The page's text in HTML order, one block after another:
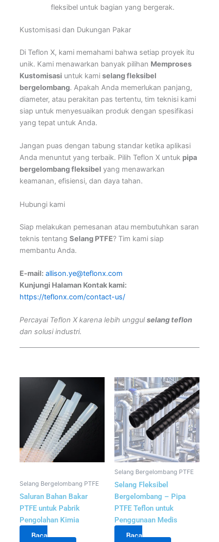
fleksibel untuk bagian yang bergerak.
Kustomisasi dan Dukungan Pakar
Di Teflon X, kami memahami bahwa setiap proyek itu
unik. Kami menawarkan banyak pilihan Memproses
Kustomisasi untuk kami selang fleksibel
bergelombang. Apakah Anda memerlukan panjang,
diameter, atau perakitan pas tertentu, tim teknisi kami
siap untuk menyesuaikan produk dengan spesifikasi
yang tepat untuk Anda.
Jangan puas dengan tabung standar ketika aplikasi
Anda menuntut yang terbaik. Pilih Teflon X untuk pipa
bergelombang fleksibel yang menawarkan
keamanan, efisiensi, dan daya tahan.
Hubungi kami
Siap melakukan pemesanan atau membutuhkan saran
teknis tentang Selang PTFE? Tim kami siap
membantu Anda.
E-mail: allison.ye@teflonx.com
Kunjungi Halaman Kontak kami:
https://teflonx.com/contact-us/
Percayai Teflon X karena lebih unggulselang teflon
dan solusi industri.
Selang Bergelombang PTFE
Saluran Bahan Bakar
PTFE untuk Pabrik
Pengolahan Kimia
Baca
Selang Bergelombang PTFE
Selang Fleksibel
Bergelombang – Pipa
PTFE Teflon untuk
Penggunaan Medis
Baca